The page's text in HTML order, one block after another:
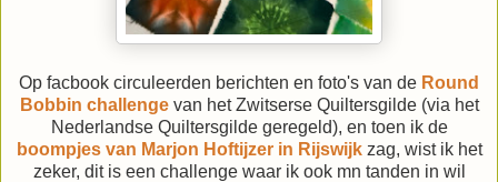
Op facbook circuleerden berichten en foto's van de Round
Bobbin challengevan het Zwitserse Quiltersgilde (via het
Nederlandse Quiltersgilde geregeld), en toen ik de
boompjes van Marjon Hoftijzer in Rijswijkzag, wist ik het
zeker, dit is een challenge waar ik ook mn tanden in wil